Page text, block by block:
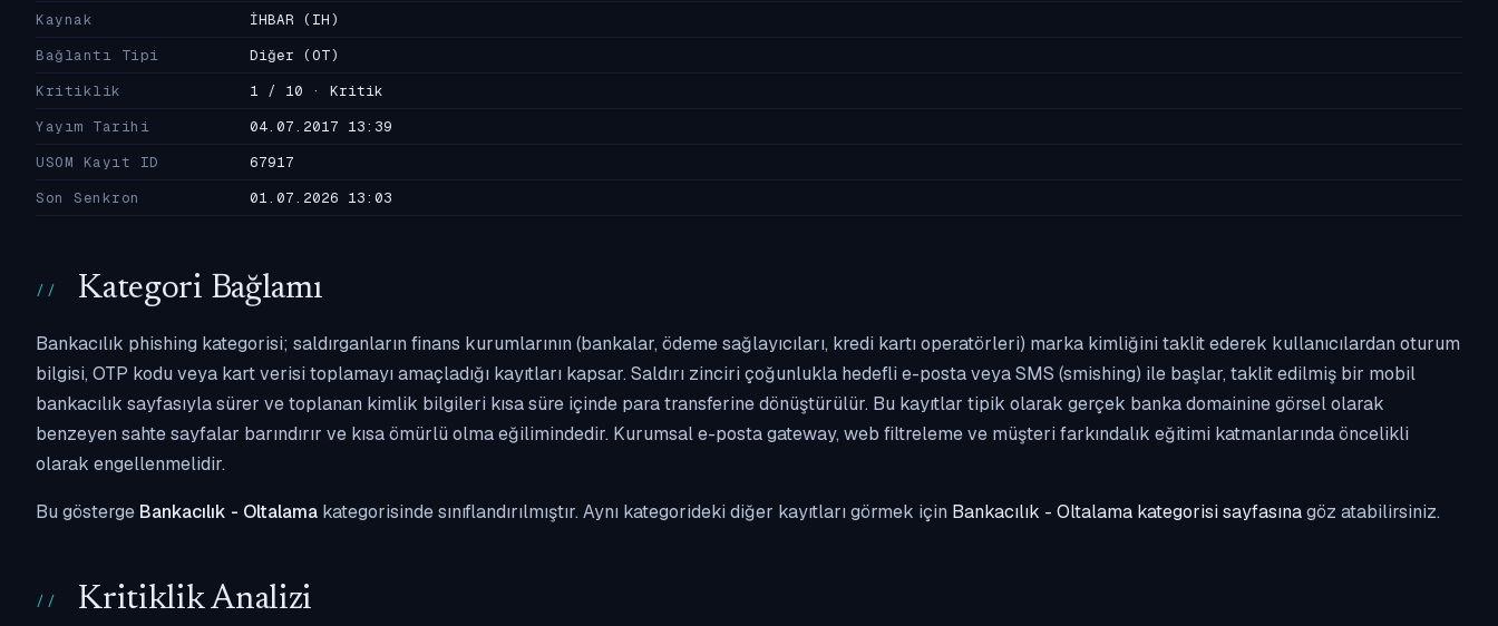
Kaynak
İHBAR (IH)
Bağlantı Tipi
Diğer (OT)
Kritiklik
1 / 10 · Kritik
Yayım Tarihi
04.07.2017 13:39
USOM Kayıt ID
67917
Son Senkron
01.07.2026 13:03
Kategori Bağlamı
Bankacılık phishing kategorisi; saldırganların finans kurumlarının (bankalar, ödeme sağlayıcıları, kredi kartı operatörleri) marka kimliğini taklit ederek kullanıcılardan oturum
bilgisi, OTP kodu veya kart verisi toplamayı amaçladığı kayıtları kapsar. Saldırı zinciri çoğunlukla hedefli e-posta veya SMS (smishing) ile başlar, taklit edilmiş bir mobil
bankacılık sayfasıyla sürer ve toplanan kimlik bilgileri kısa süre içinde para transferine dönüştürülür. Bu kayıtlar tipik olarak gerçek banka domainine görsel olarak
benzeyen sahte sayfalar barındırır ve kısa ömürlü olma eğilimindedir. Kurumsal e-posta gateway, web filtreleme ve müşteri farkındalık eğitimi katmanlarında öncelikli
olarak engellenmelidir.
Bu gösterge Bankacılık - Oltalama kategorisinde sınıflandırılmıştır. Aynı kategorideki diğer kayıtları görmek için Bankacılık - Oltalama kategorisi sayfasınagöz atabilirsiniz.
Kritiklik Analizi